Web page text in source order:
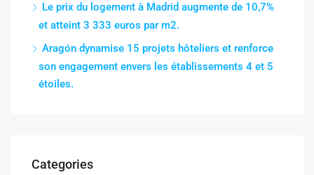
Le prix du logement à Madrid augmente de 10,7%
et atteint 3 333 euros par m2.
Aragón dynamise 15 projets hôteliers et renforce
son engagement envers les établissements 4 et 5
étoiles.
Categories